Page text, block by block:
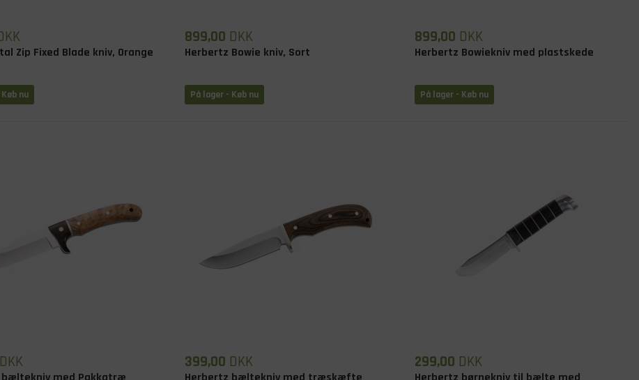
Zip Fixed Blade kniv, Orange
nu
899,00 DKK
Herbertz Bowie kniv, Sort
På lager - Køb nu
899,00 DKK
Herbertz Bowiekniv med plastskede
På lager - Køb nu
DKK 399,00 DKK 299,00 DKK